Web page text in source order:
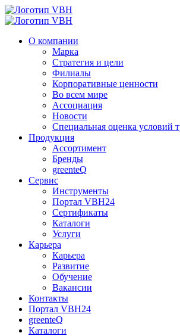
О компании
Марка
Стратегия и цели
Филиалы
Корпоративные ценности
Во всем мире
Ассоциация
Новости
Специальная оценка условий
Продукция
Ассортимент
Бренды
greenteQ
Сервис
Инструменты
Портал VBH24
Сертификаты
Каталоги
Услуги
Карьера
Карьера
Развитие
Обучение
Вакансии
Контакты
Портал VBH24
greenteQ
Каталоги